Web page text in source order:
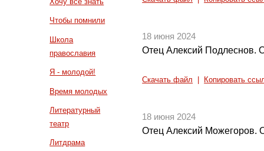
Чтобы помнили
Школа
православия
Я - молодой!
Время молодых
Литературный
театр
Литдрама
18 июня 2024
Отец Алексий Подлеснов.
Скачать файл Копировать
18 июня 2024
Отец Алексий Можегоров.